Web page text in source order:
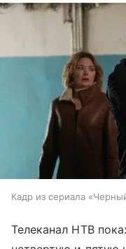
Кадр из сериала
Телеканал НТВ